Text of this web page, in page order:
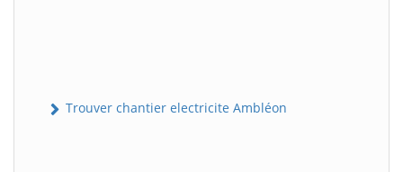
Trouver chantier electricite Ambléon